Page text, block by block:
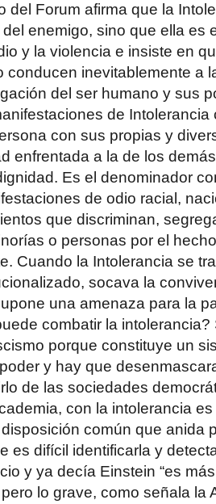
del Forum afirma que la
enemigo, sino que ella es
y la violencia e insiste en
conducen inevitablemente a
del ser humano y sus
de
con sus propias y
enfrentada a la de los
Es el denominador
de odio racial,
que discriminan,
o personas por el
Cuando la Intolerancia se
socava la
una amenaza para la
combatir la intolerancia?
porque constituye un
y hay que
de las sociedades
con la intolerancia
común que anida
es difícil identificarla y
y ya decía Einstein “es
lo grave, como señala la